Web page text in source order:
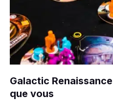
Galactic
que vous